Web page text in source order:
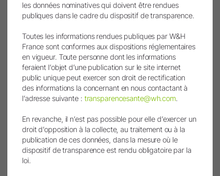
Vidéos & Tutoriels
Vidéos, tutoriels
& vidéos de
présentation
Des tutoriels simples,
et l’entretien, sur une page
Akilease
Un service exclusif, 100%
confiance
Akilease, c'est tout compris
et sans surprise !
les données nominatives qui doivent être rendues
publiques dans le cadre du dispositif de transparence.
Toutes les informations rendues publiques par W&H
France sont conformes aux dispositions réglementaires
en vigueur. Toute personne dont les informations
feraient l’objet d’une publication sur le site internet
public unique peut exercer son droit de rectification
des informations la concernant en nous contactant à
l’adresse suivante : transparencesante@wh.com.
En revanche, il n’est pas possible pour elle d’exercer un
droit d’opposition à la collecte, au traitement ou à la
publication de ces données, dans la mesure où le
dispositif de transparence est rendu obligatoire par la
loi.